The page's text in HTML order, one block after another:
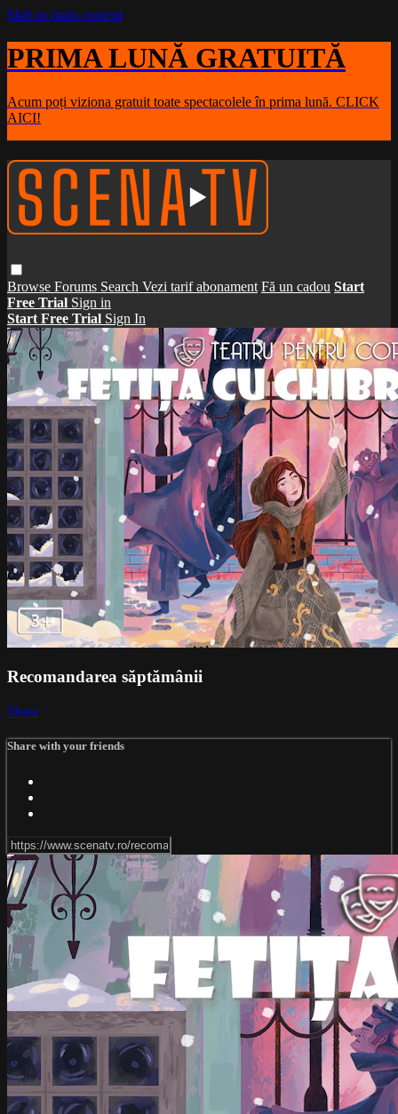
Skip to main content
PRIMA LUNĂ GRATUITĂ
Acum poți viziona gratuit toate spectacolele în prima lună. CLICK
AICI!
Browse Forums Search Vezi tarif abonament Fă un cadou Start
Free Trial Sign in
Start Free Trial Sign In
Recomandarea săptămânii
Share
Share with your friends